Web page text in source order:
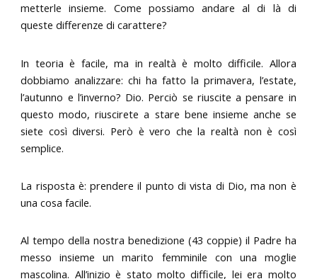
metterle insieme. Come possiamo andare al di là di
queste differenze di carattere?
In teoria è facile, ma in realtà è molto difficile. Allora
dobbiamo analizzare: chi ha fatto la primavera, l’estate,
l’autunno e l’inverno? Dio. Perciò se riuscite a pensare in
questo modo, riuscirete a stare bene insieme anche se
siete così diversi. Però è vero che la realtà non è così
semplice.
La risposta è: prendere il punto di vista di Dio, ma non è
una cosa facile.
Al tempo della nostra benedizione (43 coppie) il Padre ha
messo insieme un marito femminile con una moglie
mascolina. All’inizio è stato molto difficile, lei era molto